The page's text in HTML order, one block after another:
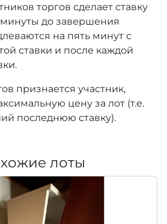
торгов сделает ставку
до завершения
на пять минут с
ставки и после каждой
признается участник,
цену за лот (т.е.
последнюю ставку).
лоты